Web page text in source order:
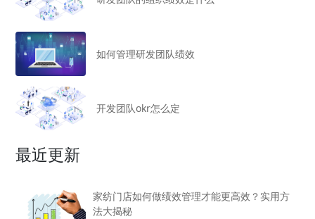
如何管理研发团队绩效
开发团队okr怎么定
最近更新
家纺门店如何做绩效管理才能更高效？实用方
法大揭秘